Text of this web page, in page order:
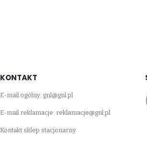
KONTAKT
E-mail ogólny: gnl@gnl.pl
E-mail reklamacje: reklamacje@gnl.pl
Kontakt sklep stacjonarny